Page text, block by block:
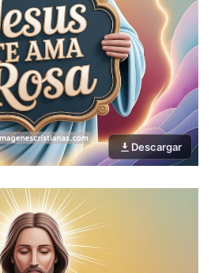
Descargar